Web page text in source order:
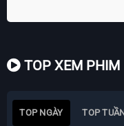
TOP XEM PHIM
TOP NGÀY TOP